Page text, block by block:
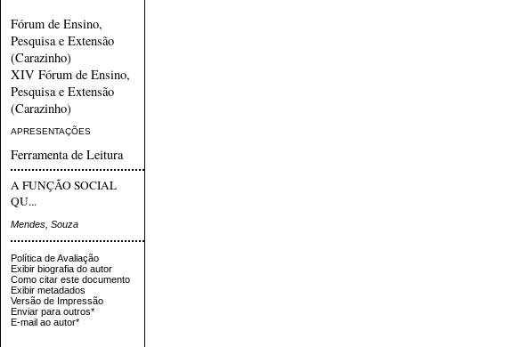
Fórum de Ensino,
Pesquisa e Extensão
(Carazinho)
XIV Fórum de Ensino,
Pesquisa e Extensão
(Carazinho)
APRESENTAÇÕES
Ferramenta de Leitura
A FUNÇÃO SOCIAL
QU...
Mendes, Souza
Política de Avaliação
Exibir biografia do autor
Como citar este documento
Exibir metadados
Versão de Impressão
Enviar para outros*
E-mail ao autor*